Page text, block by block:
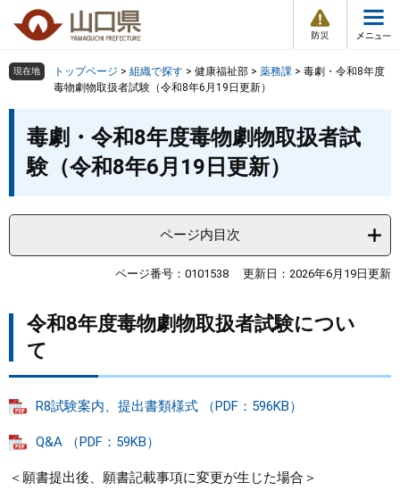
の
頭
ー
飛
情
メ
ュ
組織で探す
教育・文化・スポーツ
まちづくり
県政情報
検索の仕方 組織で探す サイトマップで探す
現在地 トップページ > 組織で探す > 健康福祉部 > 薬務課 > 毒劇・令和8年度
毒物劇物取扱者試験（令和8年6月19日更新）
毒劇・令和8年度毒物劇物取扱者試
験（令和8年6月19日更新）
ページ内目次
ページ番号：0101538 更新日：2026年6月19日更新
令和8年度毒物劇物取扱者試験につい
て
R8試験案内、提出書類様式 （PDF：596KB）
Q&A （PDF：59KB）
＜願書提出後、願書記載事項に変更が生じた場合＞